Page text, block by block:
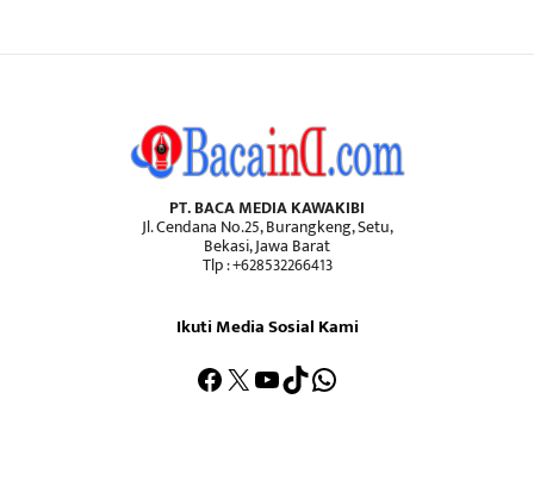
PT. BACA MEDIA KAWAKIBI
Jl. Cendana No.25, Burangkeng, Setu,
Bekasi, Jawa Barat
Tlp : +628532266413
Ikuti Media Sosial Kami
Facebook
X YouTube
TikTokWhatsApp